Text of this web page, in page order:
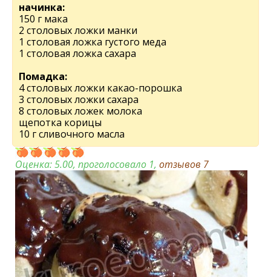
начинка:
150 г мака
2 столовых ложки манки
1 столовая ложка густого меда
1 столовая ложка сахара
Помадка:
4 столовых ложки какао-порошка
3 столовых ложки сахара
8 столовых ложек молока
щепотка корицы
10 г сливочного масла
Оценка:5.00, проголосовало 1, отзывов 7